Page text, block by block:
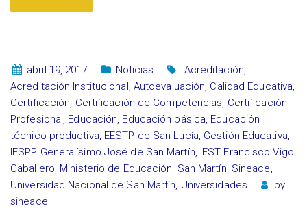
abril 19, 2017 Noticias Acreditación,
Acreditación Institucional, Autoevaluación, Calidad Educativa,
Certificación, Certificación de Competencias, Certificación
Profesional, Educación, Educación básica, Educación
técnico-productiva, EESTP de San Lucía, Gestión Educativa,
IESPP Generalísimo José de San Martín, IEST Francisco Vigo
Caballero, Ministerio de Educación, San Martín, Sineace,
Universidad Nacional de San Martín, Universidades
by
sineace